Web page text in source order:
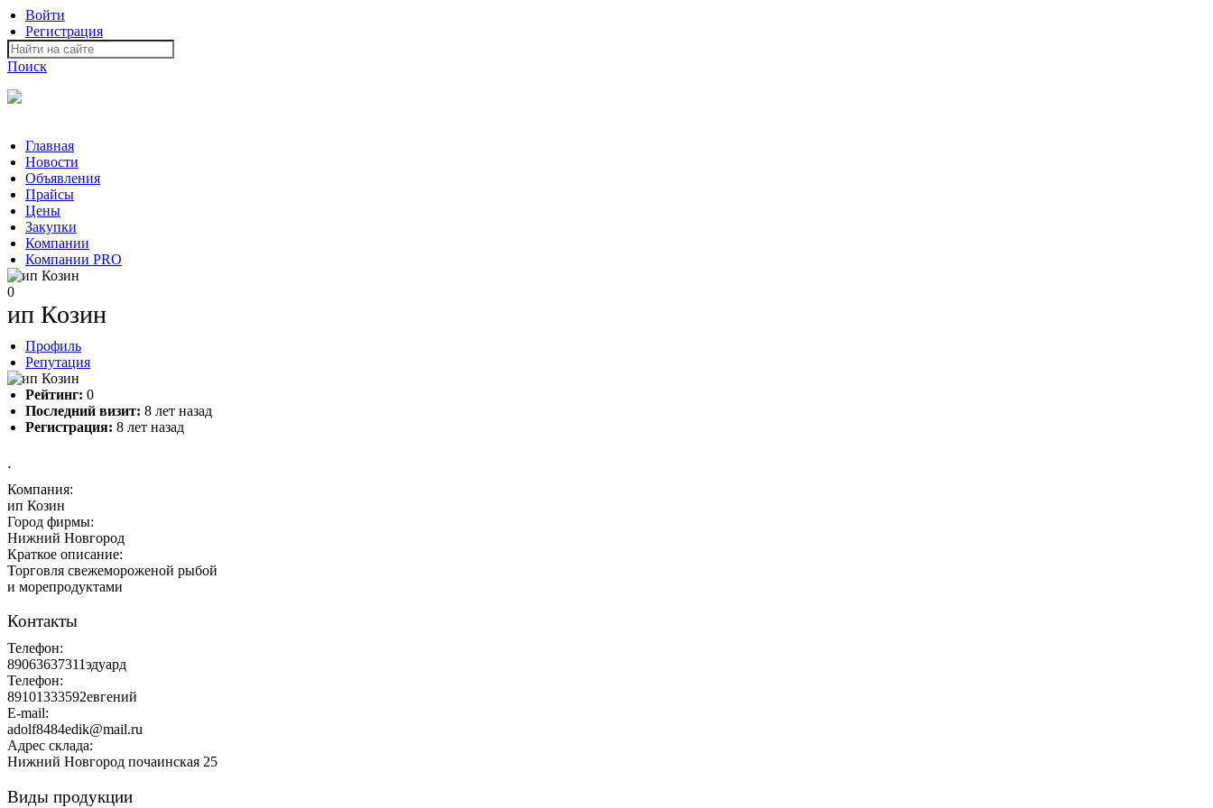
Войти
Регистрация
Поиск
Главная
Новости
Объявления
Прайсы
Цены
Закупки
Компании
Компании PRO
0
ип Козин
Профиль
Репутация
Рейтинг: 0
Последний визит: 8 лет назад
Регистрация: 8 лет назад
.
Компания:
ип Козин
Город фирмы:
Нижний Новгород
Краткое описание:
Торговля свежемороженой рыбой
и морепродуктами
Контакты
Телефон:
89063637311эдуард
Телефон:
89101333592евгений
E-mail:
adolf8484edik@mail.ru
Адрес склада:
Нижний Новгород почаинская 25
Виды продукции